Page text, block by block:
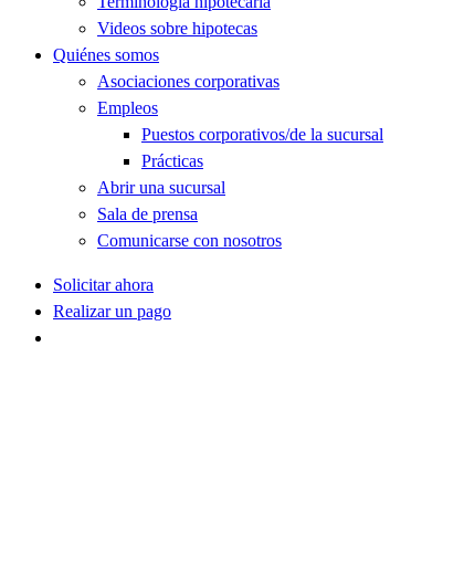
Videos sobre hipotecas
Quiénes somos
Asociaciones corporativas
Empleos
Puestos corporativos/de la sucursal
Prácticas
Abrir una sucursal
Sala de prensa
Comunicarse con nosotros
Solicitar ahora
Realizar un pago